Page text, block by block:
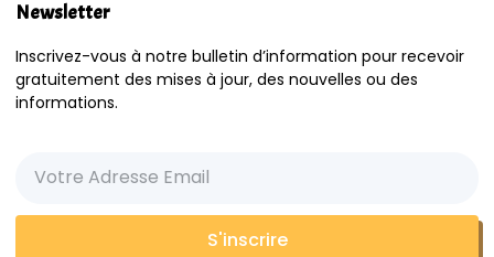
Newsletter
Inscrivez-vous à notre bulletin d’information pour recevoir
gratuitement des mises à jour, des nouvelles ou des
informations.
S'inscrire